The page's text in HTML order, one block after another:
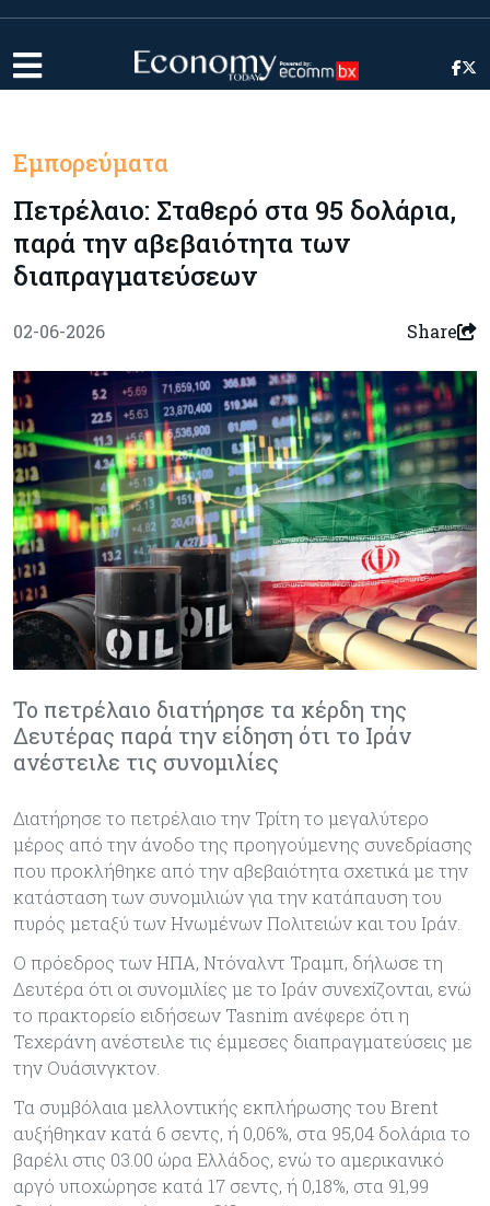
Εμπορεύματα
Πετρέλαιο: Σταθερό στα 95 δολάρια,
παρά την αβεβαιότητα των
διαπραγματεύσεων
02-06-2026 Share
Το πετρέλαιο διατήρησε τα κέρδη της
Δευτέρας παρά την είδηση ότι το Ιράν
ανέστειλε τις συνομιλίες
Διατήρησε το πετρέλαιο την Τρίτη το μεγαλύτερο
μέρος από την άνοδο της προηγούμενης συνεδρίασης
που προκλήθηκε από την αβεβαιότητα σχετικά με την
κατάσταση των συνομιλιών για την κατάπαυση του
πυρός μεταξύ των Ηνωμένων Πολιτειών και του Ιράν.
Ο πρόεδρος των ΗΠΑ, Ντόναλντ Τραμπ, δήλωσε τη
Δευτέρα ότι οι συνομιλίες με το Ιράν συνεχίζονται, ενώ
το πρακτορείο ειδήσεων Tasnim ανέφερε ότι η
Τεχεράνη ανέστειλε τις έμμεσες διαπραγματεύσεις με
την Ουάσινγκτον.
Τα συμβόλαια μελλοντικής εκπλήρωσης του Brent
αυξήθηκαν κατά 6 σεντς, ή 0,06%, στα 95,04 δολάρια το
βαρέλι στις 03.00 ώρα Ελλάδος, ενώ το αμερικανικό
αργό υποχώρησε κατά 17 σεντς, ή 0,18%, στα 91,99